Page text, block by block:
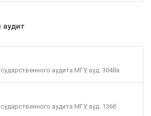
аудит
аудита МГУ, ауд. 3048а
аудита МГУ, ауд. 136б